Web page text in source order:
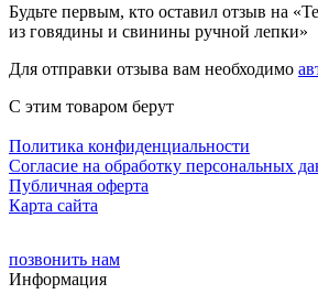
Будьте первым, кто оставил отзыв на
из говядины и свинины ручной лепки»
Для отправки отзыва вам необходимо
С этим товаром берут
Политика конфиденциальности
Cогласие на обработку персональных
Публичная оферта
Карта сайта
позвонить нам
Информация